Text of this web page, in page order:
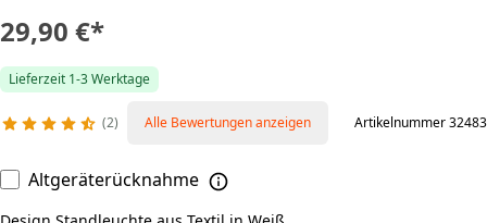
29,90 €*
Lieferzeit 1-3 Werktage
2 Alle Bewertungen anzeigen Artikelnummer 32483
Altgeräterücknahme